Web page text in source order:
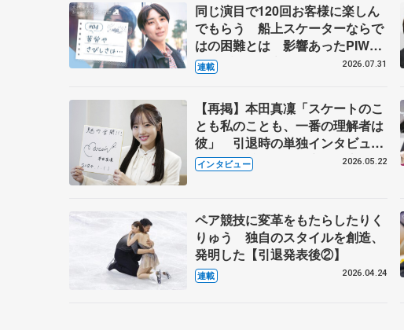
同じ演目で120回お客様に楽しん
でもらう 船上スケーターならで
はの困難とは 影響あったPIW前
キャプテン松永さんの存在
連載 2026.07.31
【再掲】本田真凜「スケートのこ
とも私のことも、一番の理解者は
彼」 引退時の単独インタビュー
で語った競技人生や家族、恋人、
これからの夢…
インタビュー 2026.05.22
ペア競技に変革をもたらしたりく
りゅう 独自のスタイルを創造、
発明した【引退発表後②】
連載 2026.04.24